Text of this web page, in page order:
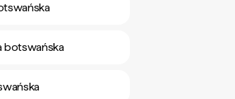
botswańska